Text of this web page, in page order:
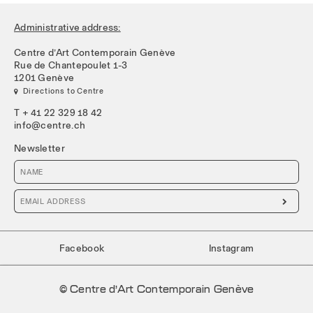
Administrative address:
Centre d’Art Contemporain Genève
Rue de Chantepoulet 1-3
1201 Genève
 Directions to Centre
T + 41 22 329 18 42
info@centre.ch
Newsletter

Facebook Instagram
© Centre d’Art Contemporain Genève